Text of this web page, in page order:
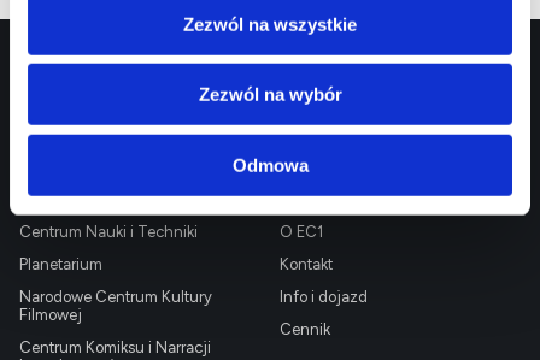
Zezwól na wszystkie
Zezwól na wybór
Odmowa
EC1 Łódź - Miasto Kultury
Targowa 1/3
Oferta
Centrum Nauki i Techniki
Planetarium
Narodowe Centrum Kultury
Filmowej
Centrum Komiksu i Narracji
Informacje
O EC1
Kontakt
Info i dojazd
Cennik